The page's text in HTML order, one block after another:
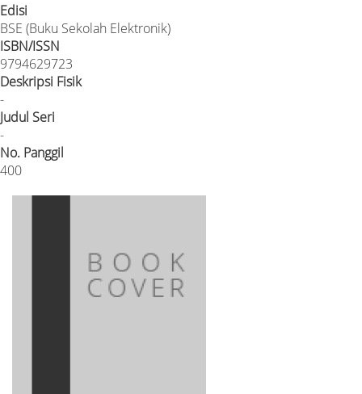
Edisi
BSE (Buku Sekolah Elektronik)
ISBN/ISSN
9794629723
Deskripsi Fisik
-
Judul Seri
-
No. Panggil
400